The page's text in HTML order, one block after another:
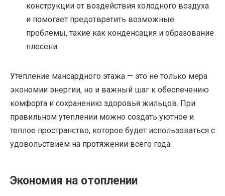
конструкции от воздействия холодного воздуха
и помогает предотвратить возможные
проблемы, такие как конденсация и образование
плесени.
Утепление мансардного этажа — это не только мера
экономии энергии, но и важный шаг к обеспечению
комфорта и сохранению здоровья жильцов. При
правильном утеплении можно создать уютное и
теплое пространство, которое будет использоваться с
удовольствием на протяжении всего года.
Экономия на отоплении